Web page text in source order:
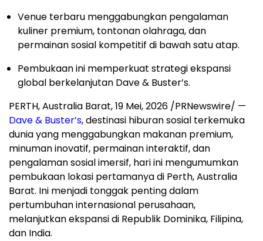
Venue terbaru menggabungkan pengalaman
kuliner premium, tontonan olahraga, dan
permainan sosial kompetitif di bawah satu atap.
Pembukaan ini memperkuat strategi ekspansi
global berkelanjutan Dave & Buster’s.
PERTH, Australia Barat,19 Mei, 2026 /PRNewswire/ —
Dave & Buster’s, destinasi hiburan sosial terkemuka
dunia yang menggabungkan makanan premium,
minuman inovatif, permainan interaktif, dan
pengalaman sosial imersif, hari ini mengumumkan
pembukaan lokasi pertamanya di Perth, Australia
Barat. Ini menjadi tonggak penting dalam
pertumbuhan internasional perusahaan,
melanjutkan ekspansi di Republik Dominika, Filipina,
dan India.